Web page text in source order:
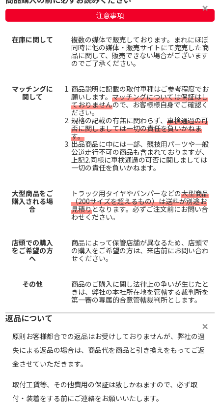
注意事項
在庫に関して
複数の媒体で販売しております。まれにほぼ
同時に他の媒体・販売サイトにて完売した商
品に関して、販売できない場合がございます
のでご了承ください。
マッチングに
関して
商品説明に記載の取付車種はご参考程度でお
願いします。 マッチングについては保証はし
ておりませんので、お客様様自身でご確認く
ださい。
規格の記載の有無に関わらず、 車検通過の可
否に関しましては一切の責任を負いかねま
す。
出品商品に中には一部、競技用パーツや一般
公道走行不可の商品も含まれておりますが、
上記2.同様に車検通過の可否に関しましては
一切の責任を負いかねます。
大型商品をご
購入される場
合
トラック用タイヤやバンパーなどの大型商品
（200サイズを超えるもの）は送料が別途お
見積りとなります。必ずご注文前にお問い合
わせください。
店頭での購入
をご希望の方
へ
商品によって保管店舗が異なるため、店頭で
の購入をご希望の方は、来店前にお問い合わ
せください。
その他
商品のご購入に関し法律上の争いが生じたと
きは、弊社の本社所在地を管轄する裁判所を
第一審の専属的合意管轄裁判所とします。
返品について
原則お客様都合での返品はお受けしておりませんが、弊社の過
失による返品の場合は、商品代を商品と引き換えをもってご返
金させていただきます。
取付工賃等、その他費用の保証は致しかねますので、必ず取
付・装着をする前にご連絡をお願いいたします。